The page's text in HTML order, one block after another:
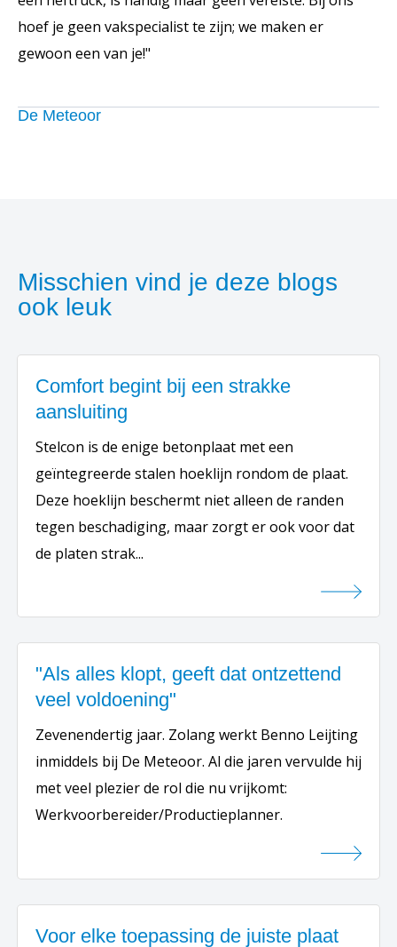
hoef je geen vakspecialist te zijn; we maken er
gewoon een van je!"
De Meteoor
Misschien vind je deze blogs
ook leuk
Comfort begint bij een strakke
aansluiting
Stelcon is de enige betonplaat met een
geïntegreerde stalen hoeklijn rondom de plaat.
Deze hoeklijn beschermt niet alleen de randen
tegen beschadiging, maar zorgt er ook voor dat
de platen strak...
"Als alles klopt, geeft dat ontzettend
veel voldoening"
Zevenendertig jaar. Zolang werkt Benno Leijting
inmiddels bij De Meteoor. Al die jaren vervulde hij
met veel plezier de rol die nu vrijkomt:
Werkvoorbereider/Productieplanner.
Voor elke toepassing de juiste plaat